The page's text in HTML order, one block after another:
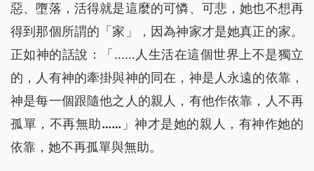
惡、墮落，活得就是這麼的可憐、可悲，她也不想再
得到那個所謂的「家」，因為神家才是她真正的家。
正如神的話說：「…… 人生活在這個世界上不是獨立
的，人有神的牽掛與神的同在，神是人永遠的依靠，
神是每一個跟隨他之人的親人，有他作依靠，人不再
孤單，不再無助…… 」神才是她的親人，有神作她的
依靠，她不再孤單與無助。